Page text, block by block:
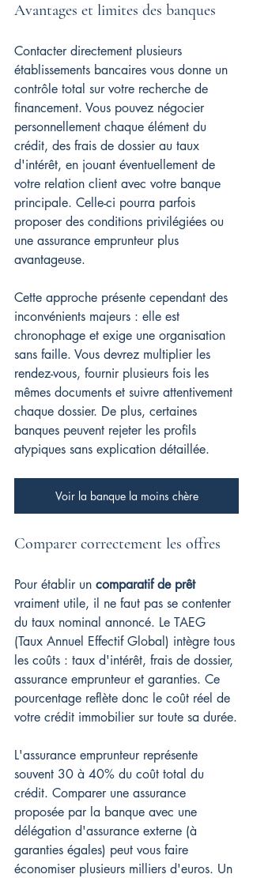
Avantages et limites des banques
Contacter directement plusieurs
établissements bancaires vous donne un
contrôle total sur votre recherche de
financement. Vous pouvez négocier
personnellement chaque élément du
crédit, des frais de dossier au taux
d'intérêt, en jouant éventuellement de
votre relation client avec votre banque
principale. Celle-ci pourra parfois
proposer des conditions privilégiées ou
une assurance emprunteur plus
avantageuse.
Cette approche présente cependant des
inconvénients majeurs : elle est
chronophage et exige une organisation
sans faille. Vous devrez multiplier les
rendez-vous, fournir plusieurs fois les
mêmes documents et suivre attentivement
chaque dossier. De plus, certaines
banques peuvent rejeter les profils
atypiques sans explication détaillée.
Voir la banque la moins chère
Comparer correctement les offres
Pour établir un comparatif de prêt
vraiment utile, il ne faut pas se contenter
du taux nominal annoncé. Le TAEG
(Taux Annuel Effectif Global) intègre tous
les coûts : taux d'intérêt, frais de dossier,
assurance emprunteur et garanties. Ce
pourcentage reflète donc le coût réel de
votre crédit immobilier sur toute sa durée.
L'assurance emprunteur représente
souvent 30 à 40% du coût total du
crédit. Comparer une assurance
proposée par la banque avec une
délégation d'assurance externe (à
garanties égales) peut vous faire
économiser plusieurs milliers d'euros. Un